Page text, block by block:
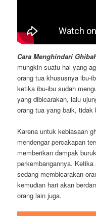
Cara Menghindari
mungkin suatu hal yang
orang tua khususnya ibu-
ketika ibu-ibu sudah
yang dibicarakan, lalu
orang tua yang baik, tidak
Karena untuk kebiasaan
mendengar percakapan
memberikan dampak
perkembangannya.
sedang membicarakan
kemudian hari akan
orang lain juga.